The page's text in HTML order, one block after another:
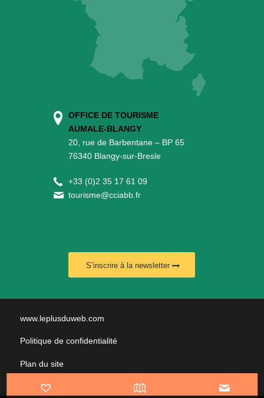
OFFICE DE TOURISME
AUMALE-BLANGY
20, rue de Barbentane – BP 65
76340 Blangy-sur-Bresle
+33 (0)2 35 17 61 09
tourisme@cciabb.fr
S’inscrire à la newsletter
www.leplusduweb.com
Politique de confidentialité
Plan du site
Mentions légales